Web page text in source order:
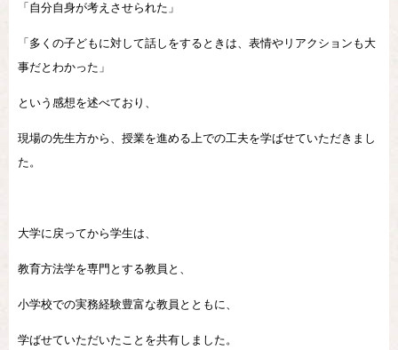
「自分自身が考えさせられた」
「多くの子どもに対して話しをするときは、表情やリアクションも大
事だとわかった」
という感想を述べており、
現場の先生方から、授業を進める上での工夫を学ばせていただきまし
た。
大学に戻ってから学生は、
教育方法学を専門とする教員と、
小学校での実務経験豊富な教員とともに、
学ばせていただいたことを共有しました。